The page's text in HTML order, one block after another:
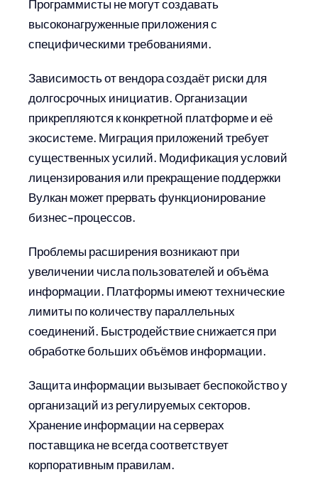
Программисты не могут создавать
высоконагруженные приложения с
специфическими требованиями.
Зависимость от вендора создаёт риски для
долгосрочных инициатив. Организации
прикрепляются к конкретной платформе и её
экосистеме. Миграция приложений требует
существенных усилий. Модификация условий
лицензирования или прекращение поддержки
Вулкан может прервать функционирование
бизнес-процессов.
Проблемы расширения возникают при
увеличении числа пользователей и объёма
информации. Платформы имеют технические
лимиты по количеству параллельных
соединений. Быстродействие снижается при
обработке больших объёмов информации.
Защита информации вызывает беспокойство у
организаций из регулируемых секторов.
Хранение информации на серверах
поставщика не всегда соответствует
корпоративным правилам.